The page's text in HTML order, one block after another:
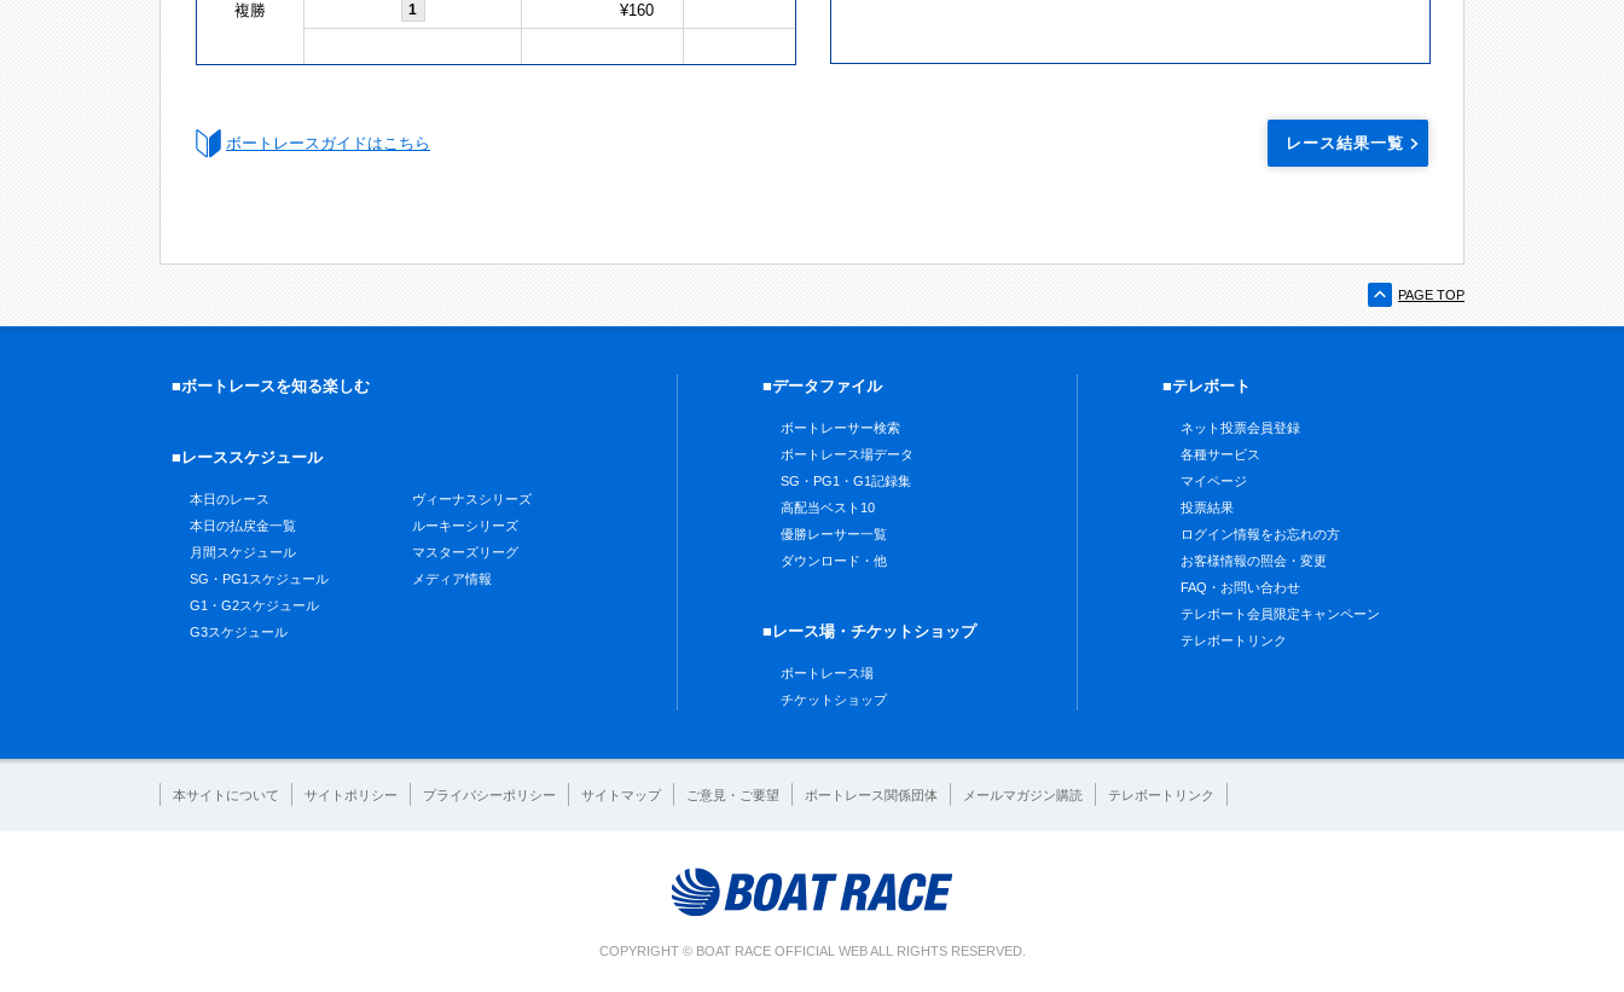
複勝 1 ¥160
ボートレースガイドはこちら レース結果一覧
PAGE TOP
■ボートレースを知る楽しむ
■レーススケジュール
本日のレース
本日の払戻金一覧
月間スケジュール
SG・PG1スケジュール
G1・G2スケジュール
G3スケジュール
ヴィーナスシリーズ
ルーキーシリーズ
マスターズリーグ
メディア情報
■データファイル
ボートレーサー検索
ボートレース場データ
SG・PG1・G1記録集
高配当ベスト10
優勝レーサー一覧
ダウンロード・他
■レース場・チケットショップ
ボートレース場
チケットショップ
■テレボート
ネット投票会員登録
各種サービス
マイページ
投票結果
ログイン情報をお忘れの方
お客様情報の照会・変更
FAQ・お問い合わせ
テレボート会員限定キャンペーン
テレボートリンク
本サイトについて サイトポリシー プライバシーポリシー サイトマップ ご意見・ご要望 ボートレース関係団体 メールマガジン購読 テレボートリンク
COPYRIGHT © BOAT RACE OFFICIAL WEB ALL RIGHTS RESERVED.